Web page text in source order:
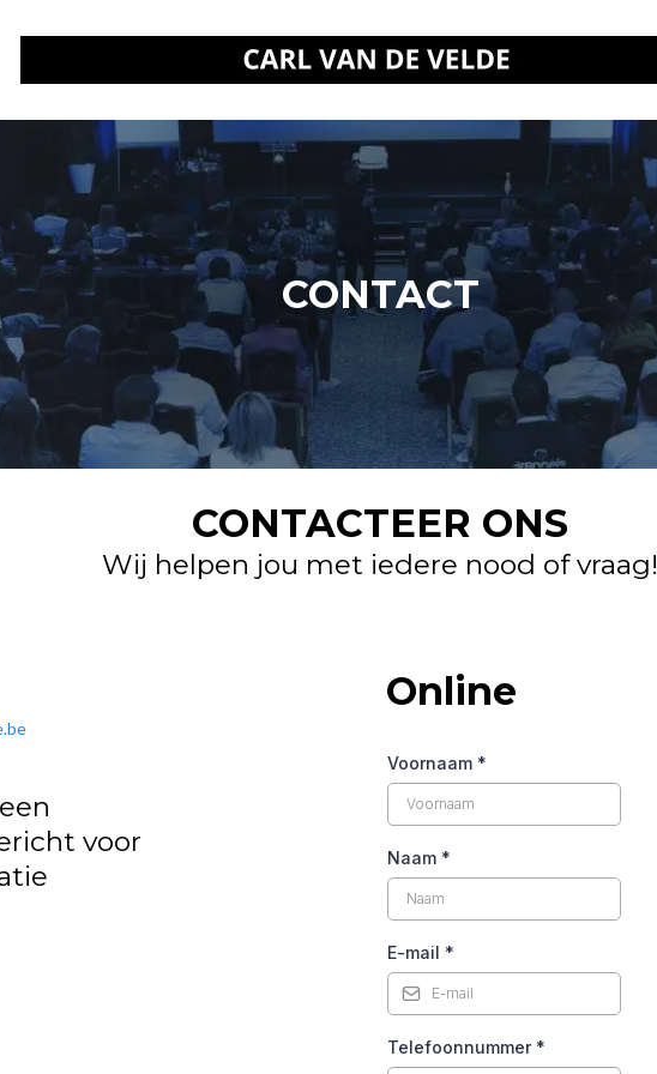
CONTACT
CONTACTEER ONS
Wij helpen jou met iedere nood of vraag!
voor
Online
Voornaam *
Naam *
E-mail *
Telefoonnummer *